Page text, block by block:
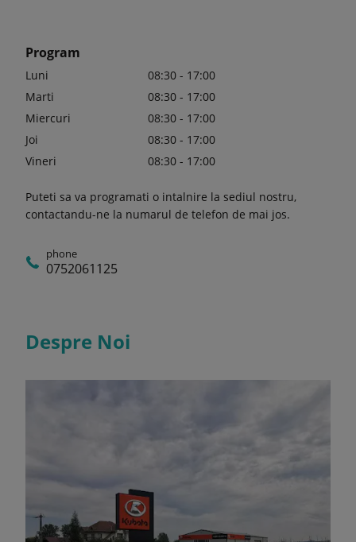
Program
Luni
08:30 - 17:00
Marti
08:30 - 17:00
Miercuri
08:30 - 17:00
Joi
08:30 - 17:00
Vineri
08:30 - 17:00
Puteti sa va programati o intalnire la sediul nostru,
contactandu-ne la numarul de telefon de mai jos.
phone
0752061125
Despre Noi